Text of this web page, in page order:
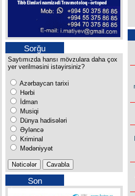
Sorğu
Saytımızda hansı mövzulara daha çox
yer verilməsini istəyirsiniz?
Azərbaycan tarixi
Hərbi
İdman
Musiqi
Dünya hadisələri
Əyləncə
Kriminal
Mədəniyyət
Son
buraxılışımız